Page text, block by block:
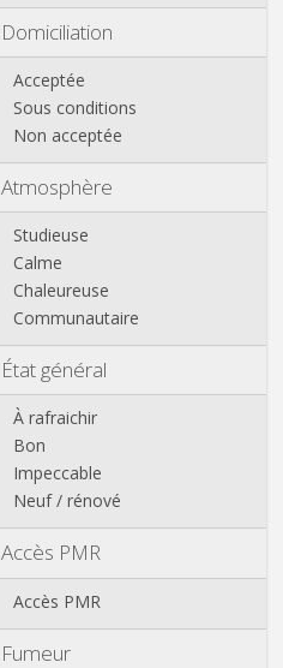
Citadelle / La Plante
Herbatte / Moulin à vent
Jambes
Salzinnes / Bas prés
Sources / St Servais / Trois
Champion
Flawinne
Malonne
Montagne
Velaine
Autres
Domiciliation
Acceptée
Sous conditions
Non acceptée
Atmosphère
Studieuse
Calme
Chaleureuse
Communautaire
État général
À rafraichir
Bon
Impeccable
Neuf / rénové
Accès PMR
Accès PMR
Fumeur